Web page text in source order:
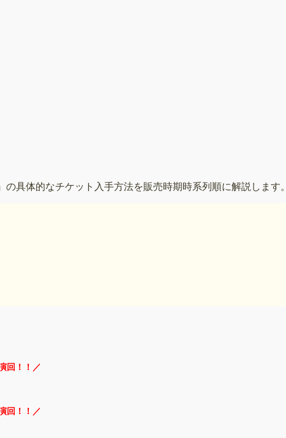
体的なチケット入手方法を販売時期時系列順に解説します。
回！！／
回！！／